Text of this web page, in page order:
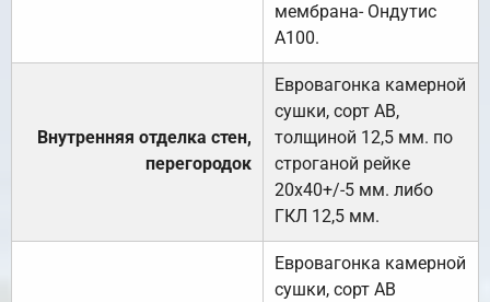
мембрана- Ондутис
А100.
Внутренняя отделка стен,
перегородок
Евровагонка камерной
сушки, сорт АВ,
толщиной 12,5 мм. по
строганой рейке
20х40+/-5 мм. либо
ГКЛ 12,5 мм.
Евровагонка камерной
сушки, сорт АВ